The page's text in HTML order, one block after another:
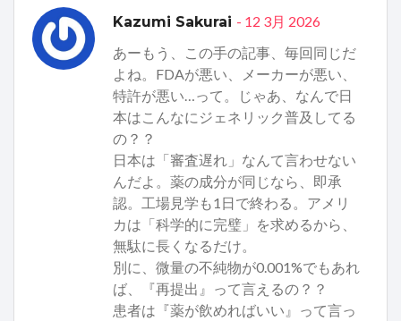
Kazumi Sakurai - 12 3月 2026
あーもう、この手の記事、毎回同じだ
よね。FDAが悪い、メーカーが悪い、
特許が悪い…って。じゃあ、なんで日
本はこんなにジェネリック普及してる
の？？
日本は「審査遅れ」なんて言わせない
んだよ。薬の成分が同じなら、即承
認。工場見学も1日で終わる。アメリ
カは「科学的に完璧」を求めるから、
無駄に長くなるだけ。
別に、微量の不純物が0.001%でもあれ
ば、『再提出』って言えるの？？
患者は『薬が飲めればいい』って言っ